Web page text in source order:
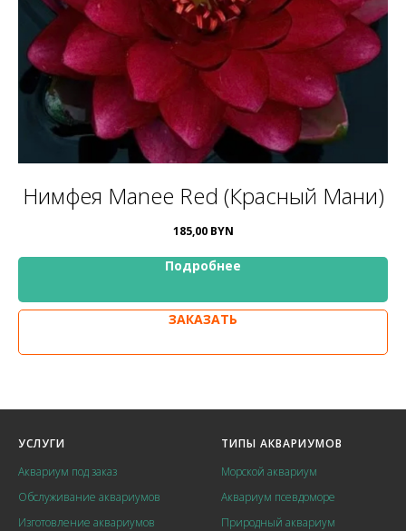
Нимфея Manee Red (Красный Мани)
185,00 BYN
Подробнее
ЗАКАЗАТЬ
УСЛУГИ
Аквариум под заказ
Обслуживание аквариумов
Изготовление аквариумов
ТИПЫ АКВАРИУМОВ
Морской аквариум
Аквариум псевдоморе
Природный аквариум